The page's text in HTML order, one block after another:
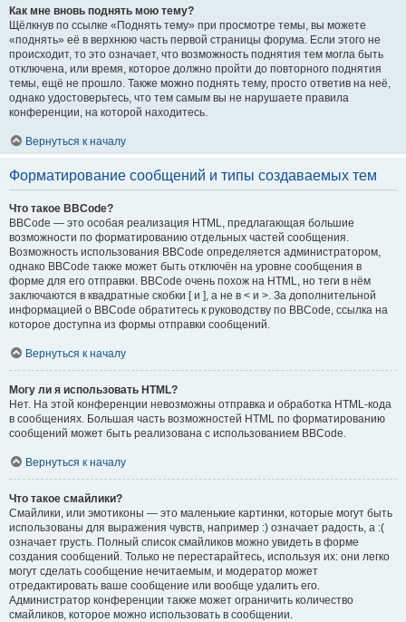
Как мне вновь поднять мою тему?
Щёлкнув по ссылке «Поднять тему» при просмотре темы, вы можете
«поднять» её в верхнюю часть первой страницы форума. Если этого не
происходит, то это означает, что возможность поднятия тем могла быть
отключена, или время, которое должно пройти до повторного поднятия
темы, ещё не прошло. Также можно поднять тему, просто ответив на неё,
однако удостоверьтесь, что тем самым вы не нарушаете правила
конференции, на которой находитесь.
Вернуться к началу
Форматирование сообщений и типы создаваемых тем
Что такое BBCode?
BBCode — это особая реализация HTML, предлагающая большие
возможности по форматированию отдельных частей сообщения.
Возможность использования BBCode определяется администратором,
однако BBCode также может быть отключён на уровне сообщения в
форме для его отправки. BBCode очень похож на HTML, но теги в нём
заключаются в квадратные скобки [ и ], а не в < и >. За дополнительной
информацией о BBCode обратитесь к руководству по BBCode, ссылка на
которое доступна из формы отправки сообщений.
Вернуться к началу
Могу ли я использовать HTML?
Нет. На этой конференции невозможны отправка и обработка HTML-кода
в сообщениях. Большая часть возможностей HTML по форматированию
сообщений может быть реализована с использованием BBCode.
Вернуться к началу
Что такое смайлики?
Смайлики, или эмотиконы — это маленькие картинки, которые могут быть
использованы для выражения чувств, например :) означает радость, а :(
означает грусть. Полный список смайликов можно увидеть в форме
создания сообщений. Только не перестарайтесь, используя их: они легко
могут сделать сообщение нечитаемым, и модератор может
отредактировать ваше сообщение или вообще удалить его.
Администратор конференции также может ограничить количество
смайликов, которое можно использовать в сообщении.